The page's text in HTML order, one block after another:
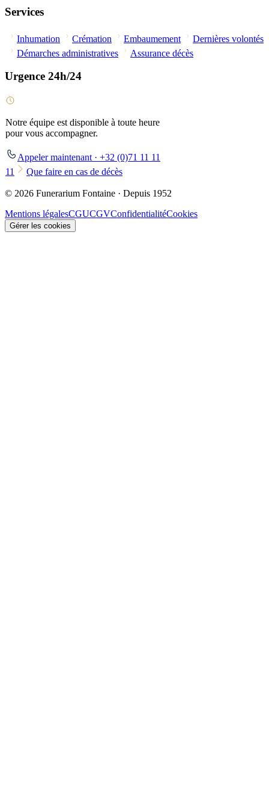
Services
Inhumation Crémation Embaumement
Dernières volontés
Démarches administratives
Assurance décès
Urgence 24h/24
Notre équipe est disponible à toute heure
pour vous accompagner.
Appeler maintenant · +32 (0)71 11 11
11
Que faire en cas de décès
© 2026 Funerarium Fontaine · Depuis 1952
Mentions légalesCGUCGVConfidentialitéCookies
Gérer les cookies